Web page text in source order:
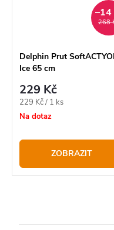
268
–14
Delphin Prut
Ice 65 cm
229 Kč
Měrná
cena:
229 Kč / 1 ks
Na dotaz
ZOBRAZIT